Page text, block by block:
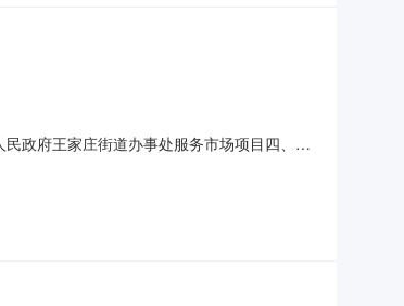
政府王家庄街道办事处服务市场项目四、采
系人：杨春元联系电话：13732